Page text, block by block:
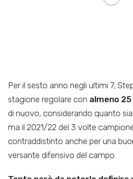
Per il sesto anno negli ultimi 7,
stagione regolare con almeno
di nuovo, considerando quanto
ma il 2021/22 del 3 volte
contraddistinto anche per una
versante difensivo del campo.